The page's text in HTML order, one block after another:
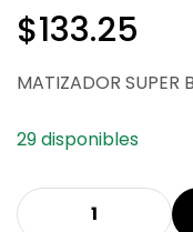
$133.25
MATIZADOR SUPER
29 disponibles